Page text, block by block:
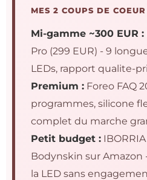
MES 2 COUPS DE
Mi-gamme ~300 EUR :
Pro (299 EUR) - 9
LEDs, rapport qualite-
Premium : Foreo FAQ
programmes, silicone
complet du marche
Petit budget :
Bodynskin sur
la LED sans